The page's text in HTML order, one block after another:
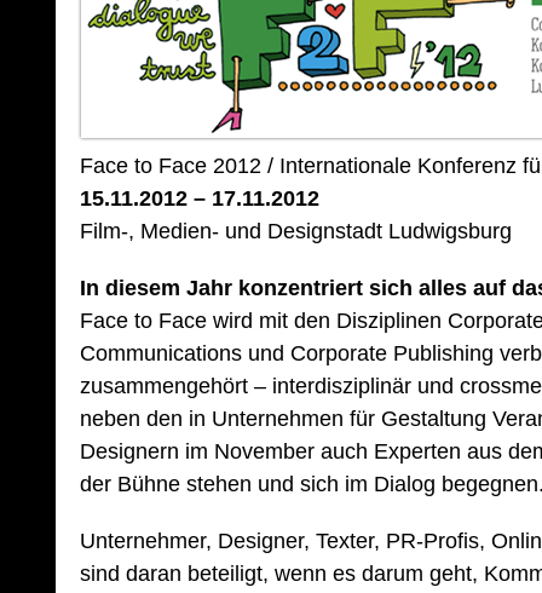
Face to Face 2012 / Internationale Konferenz
15.11.2012 – 17.11.2012
Film-, Medien- und Designstadt Ludwigsburg
In diesem Jahr konzentriert sich alles auf
Face to Face wird mit den Disziplinen
Communications und Corporate Publishing
zusammengehört – interdisziplinär und
neben den in Unternehmen für Gestaltung
Designern im November auch Experten aus
der Bühne stehen und sich im Dialog
Unternehmer, Designer, Texter, PR-Profis,
sind daran beteiligt, wenn es darum geht,